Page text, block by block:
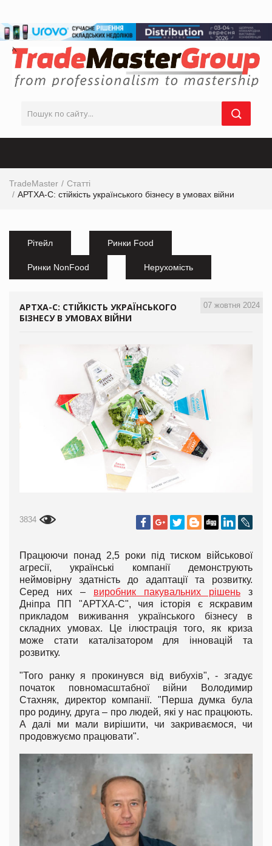
TradeMaster
Статті
АРТХА-С: cтійкість українського бізнесу в умовах війни
Рітейл Ринки Food
Ринки NonFood Нерухомість
07 жовтня 2024
АРТХА-С: CТІЙКІСТЬ УКРАЇНСЬКОГО
БІЗНЕСУ В УМОВАХ ВІЙНИ
3834
Працюючи понад 2,5 роки під тиском військової
агресії, українські компанії демонструють
неймовірну здатність до адаптації та розвитку.
Серед них – виробник пакувальних рішень з
Дніпра ПП "АРТХА-С", чия історія є яскравим
прикладом виживання українського бізнесу в
складних умовах. Це ілюстрація того, як криза
може стати каталізатором для інновацій та
розвитку.
"Того ранку я прокинувся від вибухів", - згадує
початок повномасштабної війни Володимир
Стахняк, директор компанії. "Перша думка була
про родину, друга – про людей, які у нас працюють.
А далі ми мали вирішити, чи закриваємося, чи
продовжуємо працювати".